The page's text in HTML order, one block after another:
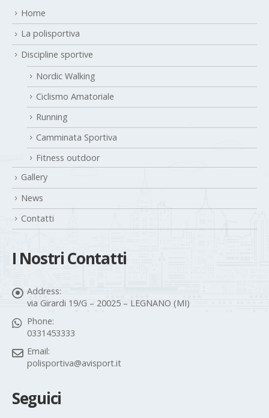
Home
La polisportiva
Discipline sportive
Nordic Walking
Ciclismo Amatoriale
Running
Camminata Sportiva
Fitness outdoor
Gallery
News
Contatti
I Nostri Contatti
Address:
via Girardi 19/G – 20025 – LEGNANO (MI)
Phone:
0331453333
Email:
polisportiva@avisport.it
Seguici